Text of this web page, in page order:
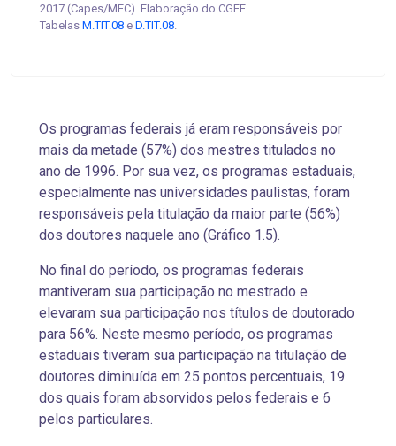
2017 (Capes/MEC). Elaboração do CGEE.
Tabelas M.TIT.08 e D.TIT.08.
Os programas federais já eram responsáveis por
mais da metade (57%) dos mestres titulados no
ano de 1996. Por sua vez, os programas estaduais,
especialmente nas universidades paulistas, foram
responsáveis pela titulação da maior parte (56%)
dos doutores naquele ano (Gráfico 1.5).
No final do período, os programas federais
mantiveram sua participação no mestrado e
elevaram sua participação nos títulos de doutorado
para 56%. Neste mesmo período, os programas
estaduais tiveram sua participação na titulação de
doutores diminuída em 25 pontos percentuais, 19
dos quais foram absorvidos pelos federais e 6
pelos particulares.